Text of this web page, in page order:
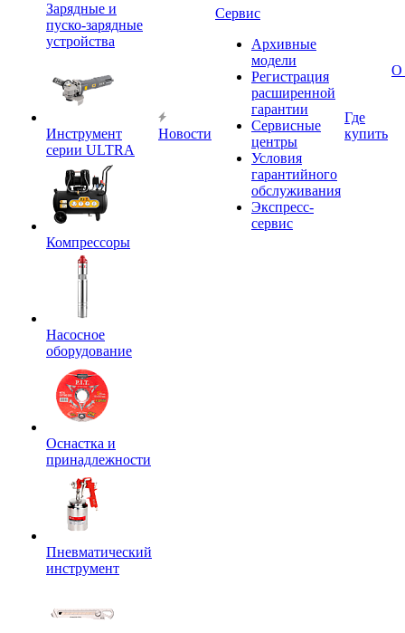
Зарядные и
пуско-зарядные
устройства
Инструмент
серии ULTRA
Компрессоры
Насосное
оборудование
Оснастка и
принадлежности
Пневматический
инструмент
Новости
Сервис
Архивные
модели
Регистрация
расширенной
гарантии
Сервисные
центры
Условия
гарантийного
обслуживания
Экспресс-
сервис
Где
купить
О